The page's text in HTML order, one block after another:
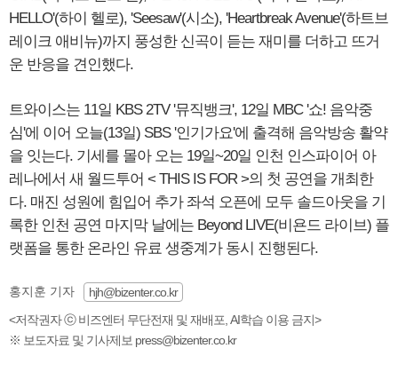
HELLO'(하이 헬로), 'Seesaw'(시소), 'Heartbreak Avenue'(하트브
레이크 애비뉴)까지 풍성한 신곡이 듣는 재미를 더하고 뜨거
운 반응을 견인했다.
트와이스는 11일 KBS 2TV '뮤직뱅크', 12일 MBC '쇼! 음악중
심'에 이어 오늘(13일) SBS '인기가요'에 출격해 음악방송 활약
을 잇는다. 기세를 몰아 오는 19일~20일 인천 인스파이어 아
레나에서 새 월드투어 < THIS IS FOR >의 첫 공연을 개최한
다. 매진 성원에 힘입어 추가 좌석 오픈에 모두 솔드아웃을 기
록한 인천 공연 마지막 날에는 Beyond LIVE(비욘드 라이브) 플
랫폼을 통한 온라인 유료 생중계가 동시 진행된다.
홍지훈 기자
hjh@bizenter.co.kr
<저작권자 ⓒ 비즈엔터 무단전재 및 재배포, AI학습 이용 금지>
※ 보도자료 및 기사제보 press@bizenter.co.kr